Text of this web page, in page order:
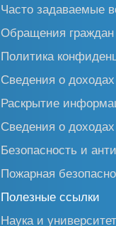
Часто задаваемые
Обращения граждан
Политика
Сведения о
Раскрытие
Сведения о
Безопасность и
Пожарная
Полезные ссылки
Наука и